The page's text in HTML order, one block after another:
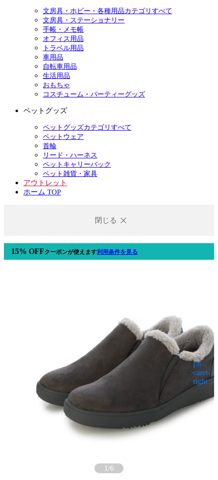
文房具・ホビー・各種用品カテゴリすべて
文房具・ステーショナリー
手帳・メモ帳
オフィス用品
トラベル用品
車用品
自転車用品
生活用品
おもちゃ
コスチューム・パーティーグッズ
ペットグッズ
ペットグッズカテゴリすべて
ペットウェア
首輪
リード・ハーネス
ペットキャリーバック
ペット雑貨・家具
アウトレット
ホーム TOP
閉じる
15% OFFクーポンが使えます利用条件を見る
1/6